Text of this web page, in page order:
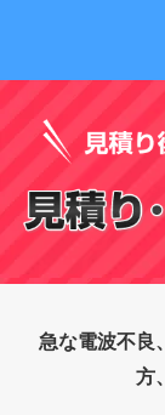
急な電波不良
方